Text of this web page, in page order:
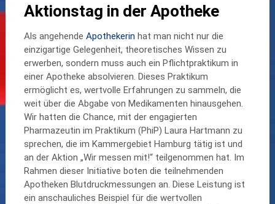
Aktionstag in der Apotheke
Als angehende Apothekerin hat man nicht nur die
einzigartige Gelegenheit, theoretisches Wissen zu
erwerben, sondern muss auch ein Pflichtpraktikum in
einer Apotheke absolvieren. Dieses Praktikum
ermöglicht es, wertvolle Erfahrungen zu sammeln, die
weit über die Abgabe von Medikamenten hinausgehen.
Wir hatten die Chance, mit der engagierten
Pharmazeutin im Praktikum (PhiP) Laura Hartmann zu
sprechen, die im Kammergebiet Hamburg tätig ist und
an der Aktion „Wir messen mit!“ teilgenommen hat. Im
Rahmen dieser Initiative boten die teilnehmenden
Apotheken Blutdruckmessungen an. Diese Leistung ist
ein anschauliches Beispiel für die wertvollen